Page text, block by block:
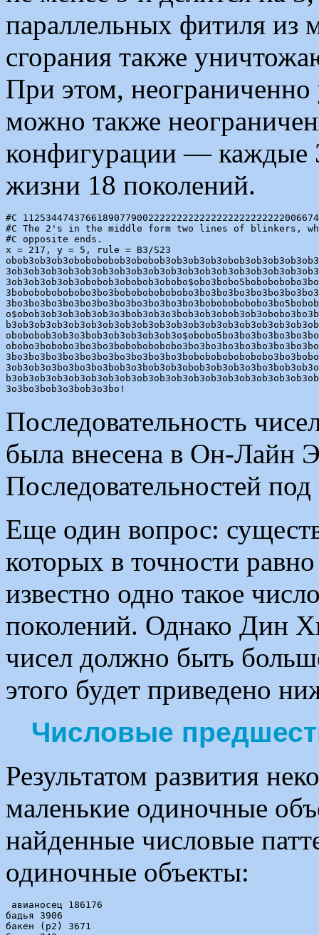
параллельных фитиля из
сгорания также
При этом, неограниченно
можно также
конфигурации — каждые
жизни 18 поколений.
#C
#C The 2's in the middle form two lines of blinkers,
#C opposite ends.
x = 217, y = 5, rule = B3/S23
Последовательность
была внесена в Он-Лайн
Последовательностей
Еще один вопрос:
которых в точности
известно одно такое
поколений. Однако Дин
чисел должно быть
этого будет приведено
Числовые
Результатом развития
маленькие одиночные
найденные числовые
одиночные объекты:
авианосец 186176
бадья 3906
бакен (p2) 3671